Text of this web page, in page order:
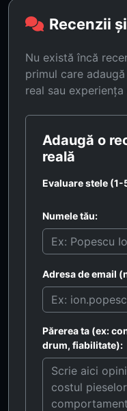
Recenzii
Nu există încă
primul care
real sau
Adaugă o
reală
Evaluare stele (1-
Numele tău:
Adresa de email
Părerea ta (ex:
drum, fiabilitate):